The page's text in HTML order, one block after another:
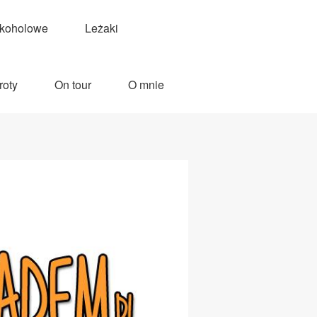
Leżaki
On tour O mnie